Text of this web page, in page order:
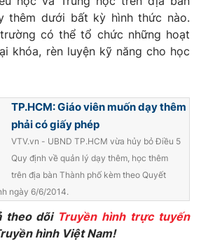
lai
thêm dưới bất kỳ hình thức nào.
có thể tổ chức những hoạt
khóa, rèn luyện kỹ năng cho học
TP.HCM: Giáo viên muốn dạy thêm
phải có giấy phép
VTV.vn - UBND TP.HCM vừa hủy bỏ Điều 5
Quy định về quản lý dạy thêm, học thêm
trên địa bàn Thành phố kèm theo Quyết
ngày 6/6/2014.
theo dõi Truyền hình trực tuyến
hình Việt Nam!